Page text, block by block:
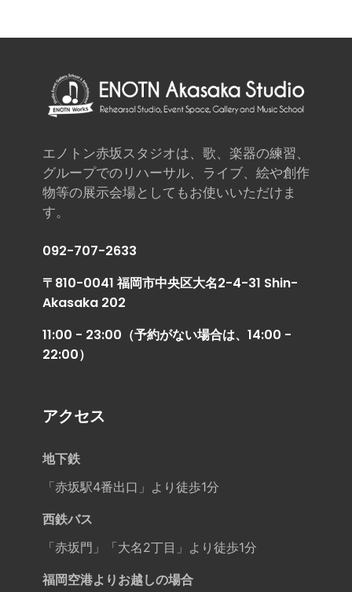
エノトン赤坂スタジオは、歌、楽器の練習、
グループでのリハーサル、ライブ、絵や創作
物等の展示会場としてもお使いいただけま
す。
092-707-2633
〒810-0041 福岡市中央区大名2-4-31 Shin-
Akasaka 202
11:00 - 23:00（予約がない場合は、14:00 -
22:00）
アクセス
地下鉄
「赤坂駅4番出口」より徒歩1分
西鉄バス
「赤坂門」「大名2丁目」より徒歩1分
福岡空港よりお越しの場合